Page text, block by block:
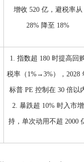
增收 520 亿，避税率从
28% 降至 18%
1. 指数超 180 时提高回
税率（1%→3%），2028
标普 PE 控制在 30 倍以
2. 暴跌超 10% 时入市增
持，单次动用不超 2000